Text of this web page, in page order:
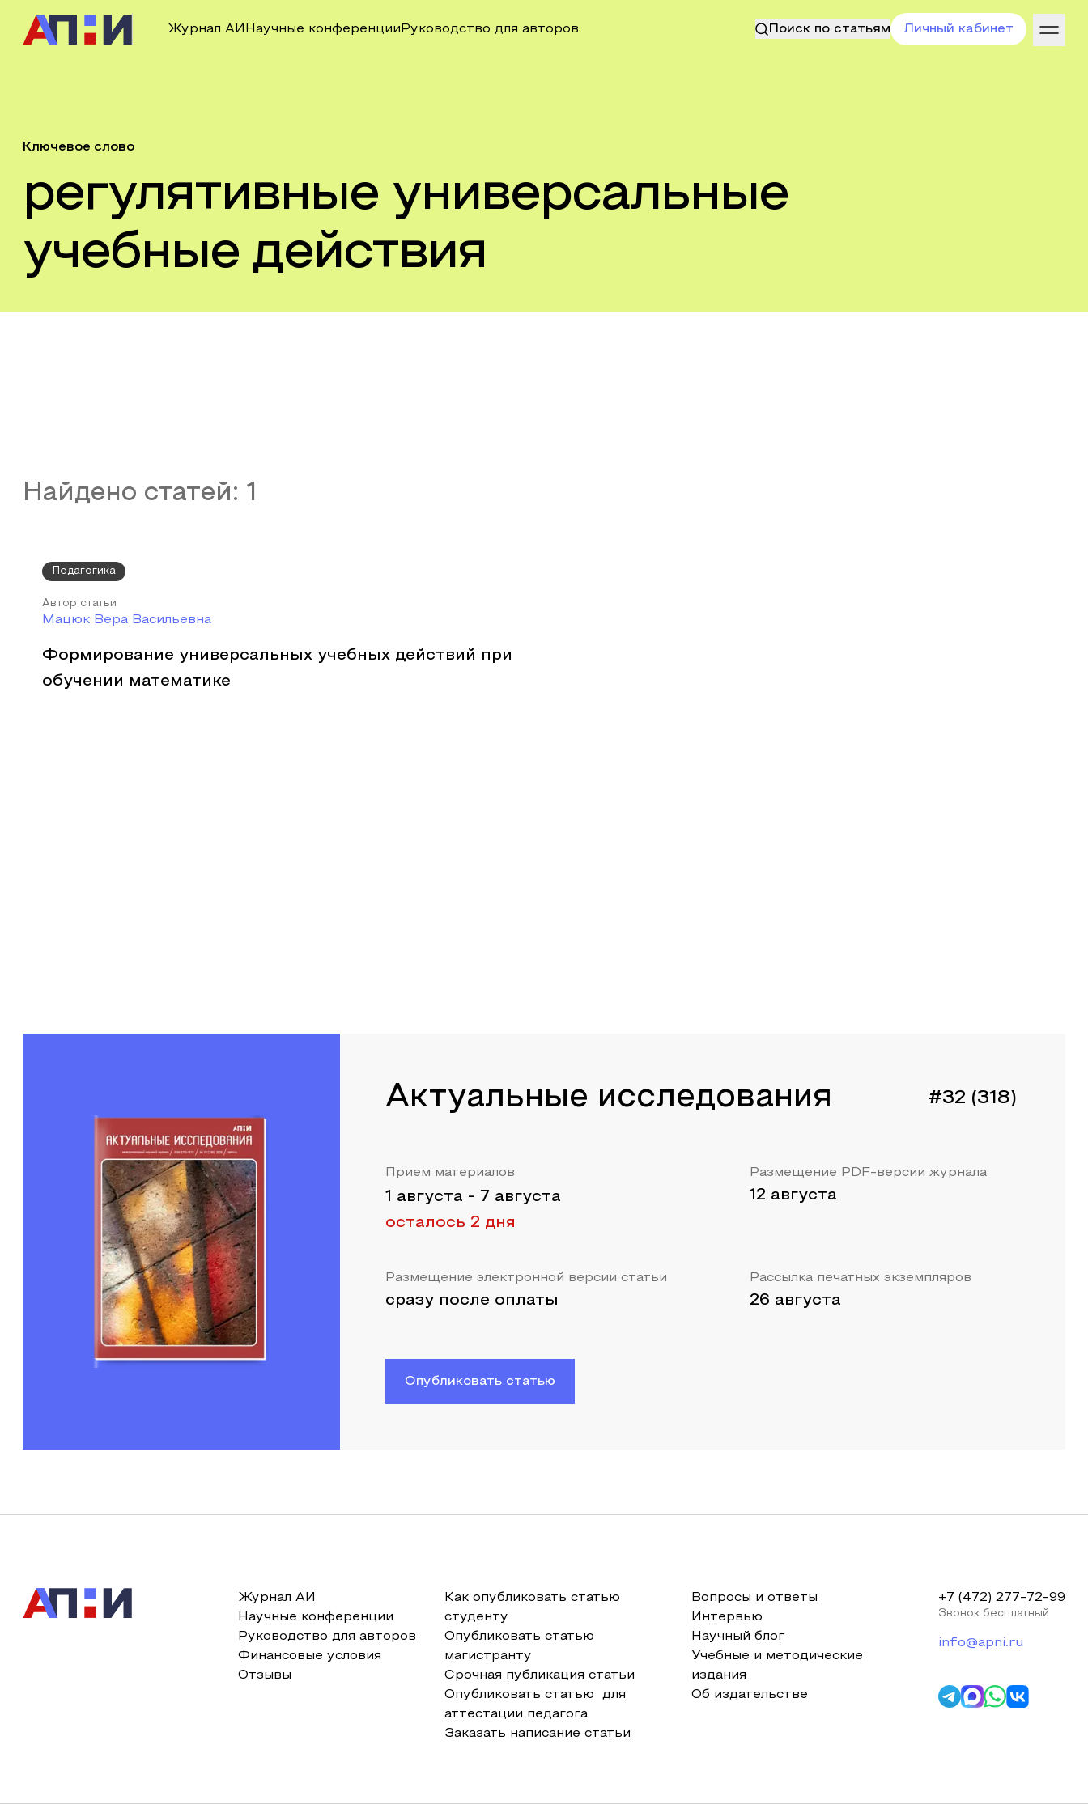
Журнал АИ Научные конференции Руководство для авторов Поиск по статьям Личный кабинет
Ключевое слово
регулятивные универсальные
учебные действия
Найдено статей: 1
Педагогика
Автор статьи
Мацюк Вера Васильевна
Формирование универсальных учебных действий при
обучении математике
Актуальные исследования #32 (318)
Прием материалов
1 августа - 7 августа
осталось 2 дня
Размещение PDF-версии журнала
12 августа
Размещение электронной версии статьи
сразу после оплаты
Рассылка печатных экземпляров
26 августа
Опубликовать статью
Журнал АИ
Научные конференции
Руководство для авторов
Финансовые условия
Отзывы
Как опубликовать статью
студенту
Опубликовать статью
магистранту
Срочная публикация статьи
Опубликовать статью для
аттестации педагога
Заказать написание статьи
Вопросы и ответы
Интервью
Научный блог
Учебные и методические
издания
Об издательстве
+7 (472) 277-72-99
Звонок бесплатный
info@apni.ru